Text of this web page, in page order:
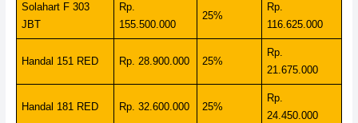
Solahart F 303
JBT
Rp.
155.500.000
25%
Rp.
116.625.000
Handal 151 RED Rp. 28.900.000 25%
Rp.
21.675.000
Handal 181 RED Rp. 32.600.000 25%
Rp.
24.450.000